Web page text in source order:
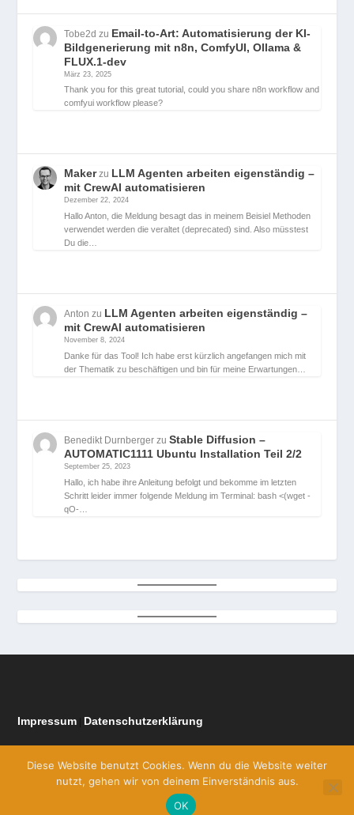
Tobe2d zu Email-to-Art: Automatisierung der KI-
Bildgenerierung mit n8n, ComfyUI, Ollama &
FLUX.1-dev
März 23, 2025
Thank you for this great tutorial, could you share n8n workflow and
comfyui workflow please?
Makerzu LLM Agenten arbeiten eigenständig –
mit CrewAI automatisieren
Dezember 22, 2024
Hallo Anton, die Meldung besagt das in meinem Beisiel Methoden
verwendet werden die veraltet (deprecated) sind. Also müsstest
Du die…
Anton zu LLM Agenten arbeiten eigenständig –
mit CrewAI automatisieren
November 8, 2024
Danke für das Tool! Ich habe erst kürzlich angefangen mich mit
der Thematik zu beschäftigen und bin für meine Erwartungen…
Benedikt Durnberger zuStable Diffusion –
AUTOMATIC1111 Ubuntu Installation Teil 2/2
September 25, 2023
Hallo, ich habe ihre Anleitung befolgt und bekomme im letzten
Schritt leider immer folgende Meldung im Terminal: bash <(wget -
qO-…
Impressum Datenschutzerklärung
Elegant Themes| Unterstützt von
Diese Website benutzt Cookies. Wenn du die Website weiter
nutzt, gehen wir von deinem Einverständnis aus.
OK